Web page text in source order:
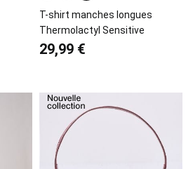
T-shirt manches longues
Thermolactyl Sensitive
29,99 €